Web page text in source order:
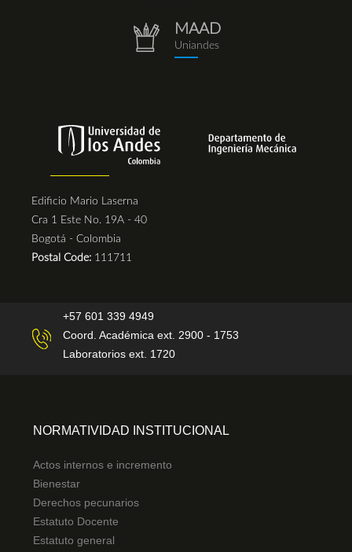
(1).png
repositorio.png
MAAD
Uniandes
Edificio Mario Laserna
Cra 1 Este No. 19A - 40
Bogotá - Colombia
Postal Code: 111711
+57 601 339 4949
Coord. Académica ext. 2900 - 1753
Laboratorios ext. 1720
NORMATIVIDAD INSTITUCIONAL
Actos internos e incremento
Bienestar
Derechos pecunarios
Estatuto Docente
Estatuto general